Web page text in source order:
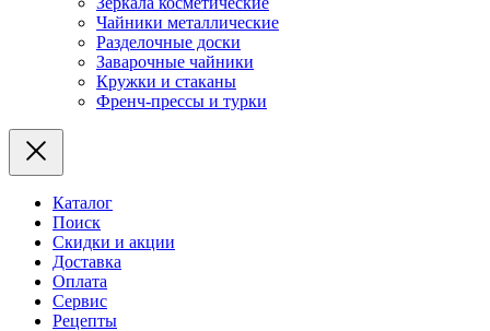
Чайники металлические
Разделочные доски
Заварочные чайники
Кружки и стаканы
Френч-прессы и турки
Каталог
Поиск
Скидки и акции
Доставка
Оплата
Сервис
Рецепты